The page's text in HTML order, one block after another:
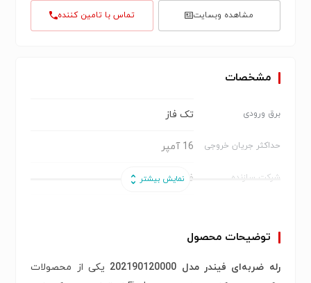
مشاهده وبسایت
تماس با تامین کننده
مشخصات
برق ورودی تک فاز
حداکثر جریان خروجی 16 آمپر
شرکت سازنده فیندر FINDER
ولتاژ ورودی 12 ولت
کشور سازنده ایتالیا
توضیحات محصول
رله ضربه‌ای فیندر مدل 202190120000
یکی از محصولات